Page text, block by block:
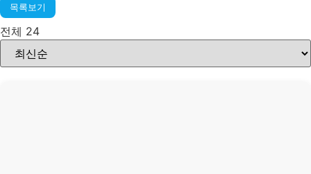
목록보기
전체 24